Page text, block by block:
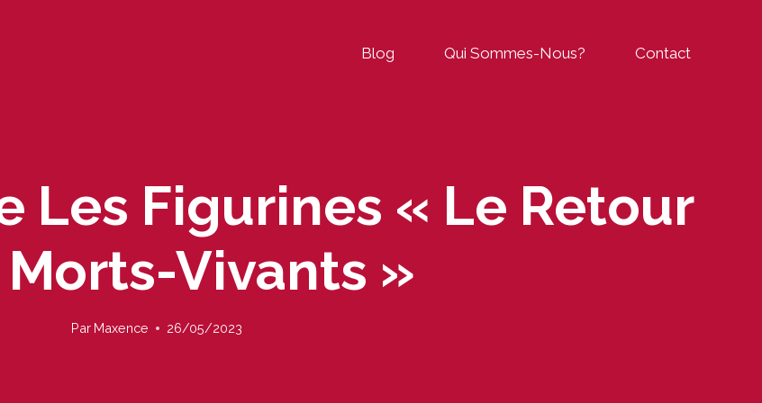
Blog Qui Sommes-Nous? Contact
Les Figurines « Le Retour
Morts-Vivants »
Par Maxence 26/05/2023